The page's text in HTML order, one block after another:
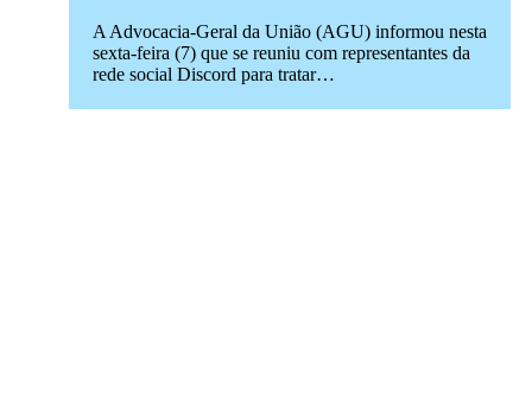
A Advocacia-Geral da União (AGU) informou nesta
sexta-feira (7) que se reuniu com representantes da
rede social Discord para tratar…